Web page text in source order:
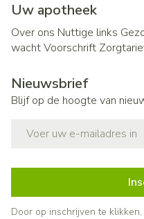
Uw apotheek
Over ons Nuttige links
wachtVoorschrift
Nieuwsbrief
Blijf op de hoogte van
Door op inschrijven te